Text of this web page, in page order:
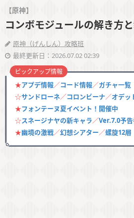
【原神】
コンボモジュールの解き方
原神（げんしん）攻略班
最終更新日：2026.07.02 02:39
★アプデ情報／コード情報／ガチャ一覧
☆サンドローネ／コロンビーナ／オデッ
★フォンテーヌ夏イベント！開催中
☆スネージナヤの新キャラ／Ver.7.0予
★幽境の激戦／幻想シアター／螺旋12層
ピックアップ情報